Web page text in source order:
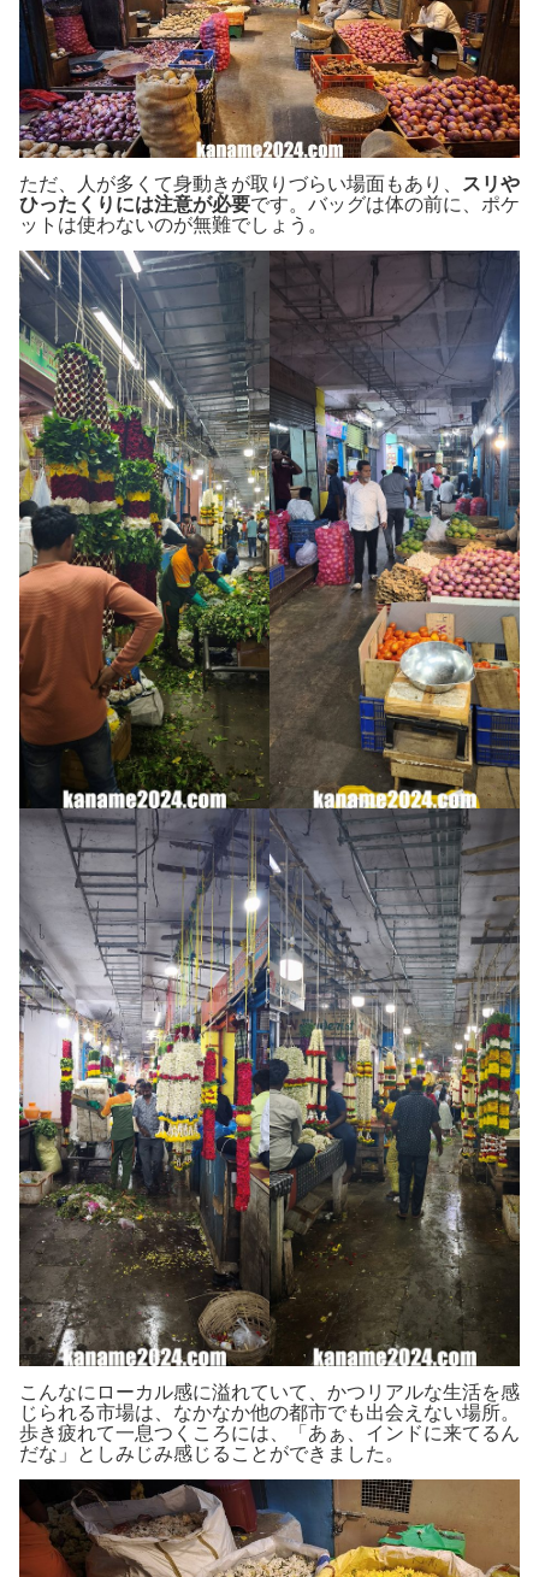
ただ、人が多くて身動きが取りづらい場面もあり、
スリや
ひったくりには注意が必要です。バッグは体の前に、ポケ
ットは使わないのが無難でしょう。
こんなにローカル感に溢れていて、かつリアルな生活を感
じられる市場は、なかなか他の都市でも出会えない場所。
歩き疲れて一息つくころには、「あぁ、インドに来てるん
だな」としみじみ感じることができました。